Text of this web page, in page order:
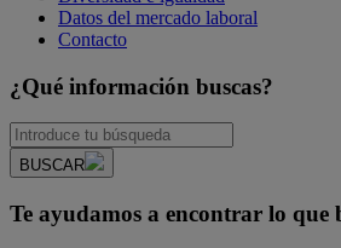
Datos del mercado laboral
Contacto
¿Qué información buscas?
BUSCAR
Te ayudamos a encontrar lo que